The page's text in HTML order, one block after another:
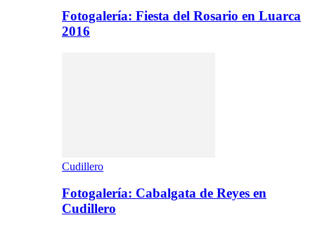
Fotogalería: Fiesta del Rosario en Luarca
2016
Cudillero
Fotogalería: Cabalgata de Reyes en
Cudillero